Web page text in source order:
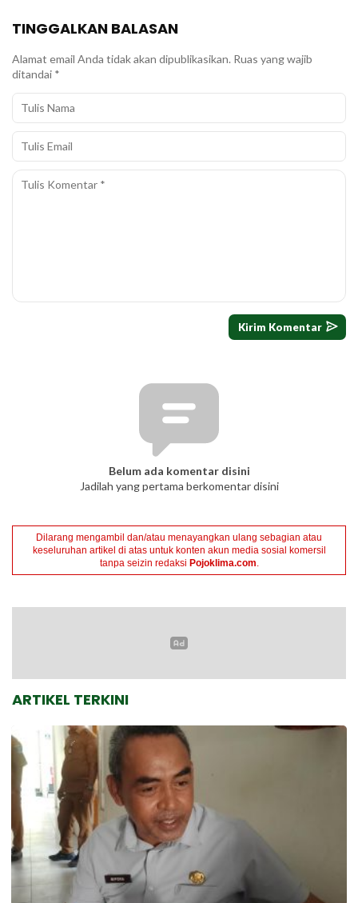
TINGGALKAN BALASAN
Alamat email Anda tidak akan dipublikasikan. Ruas yang wajib
ditandai *
Belum ada komentar disini
Jadilah yang pertama berkomentar disini
Dilarang mengambil dan/atau menayangkan ulang sebagian atau
keseluruhan artikel di atas untuk konten akun media sosial komersil
tanpa seizin redaksi Pojoklima.com
ARTIKEL TERKINI